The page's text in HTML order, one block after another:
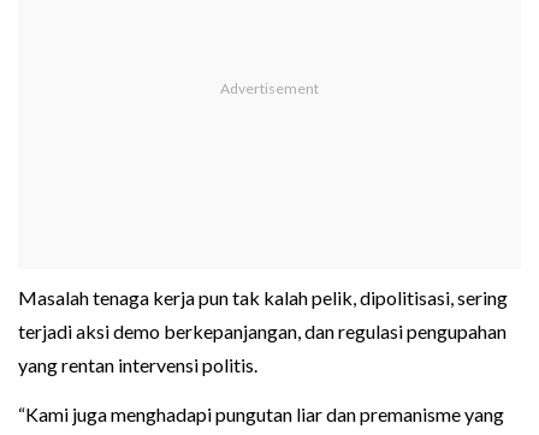
Masalah tenaga kerja pun tak kalah pelik, dipolitisasi, sering
terjadi aksi demo berkepanjangan, dan regulasi pengupahan
yang rentan intervensi politis.
“Kami juga menghadapi pungutan liar dan premanisme yang